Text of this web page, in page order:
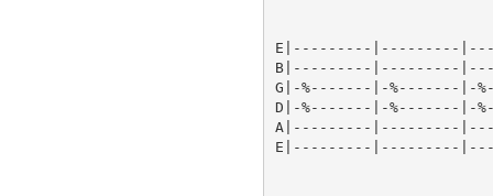
E|---------|---------
B|---------|---------
G|-%-------|-%-------|-
D|-%-------|-%-------|-
A|---------|---------
E|---------|---------